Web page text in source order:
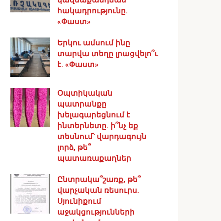
հակադրությունը.
«Փաստ»
Երկու ամսում ինը
տարվա տեղը լրացվելո՞ւ
է. «Փաստ»
Օպտիկական
պատրանքը
խելագարեցնում է
ինտերնետը. ի՞նչ եք
տեսնում՝ վարդագույն
լորձ, թե՞
պատառաքաղներ
Ընտրակա՞շառք, թե՞
վարչական ռեսուրս․
Սյունիքում
աջակցությունների